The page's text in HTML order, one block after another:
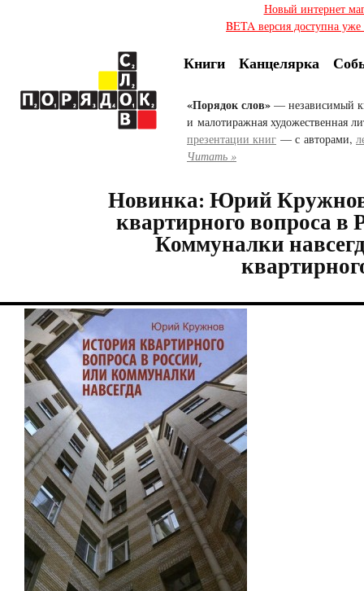
Новый интернет
BETA версия доступна
Книги Канцелярка
«Порядок слов» — независимый
и малотиражная художественная
презентации книг — с авторами,
Читать »
Новинка: Юрий
квартирного вопроса в
Коммуналки